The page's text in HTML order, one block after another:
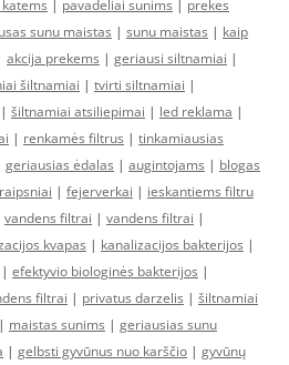
| pavadeliai sunims | prekes
sunu maistas | sunu maistas | kaip
akcija prekems | geriausi siltnamiai |
šiltnamiai | tvirti siltnamiai |
| šiltnamiai atsiliepimai | led reklama |
| renkamės filtrus | tinkamiausias
geriausias ėdalas | augintojams | blogas
| fejerverkai | ieskantiems filtru
vandens filtrai | vandens filtrai |
kvapas | kanalizacijos bakterijos |
| efektyvio biologinės bakterijos |
filtrai | privatus darzelis | šiltnamiai
| maistas sunims | geriausias sunu
| gelbsti gyvūnus nuo karščio | gyvūnų